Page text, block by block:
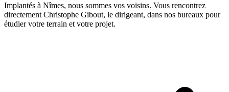
Implantés à Nîmes, nous sommes vos voisins. Vous rencontrez
directement Christophe Gibout, le dirigeant, dans nos bureaux pour
étudier votre terrain et votre projet.